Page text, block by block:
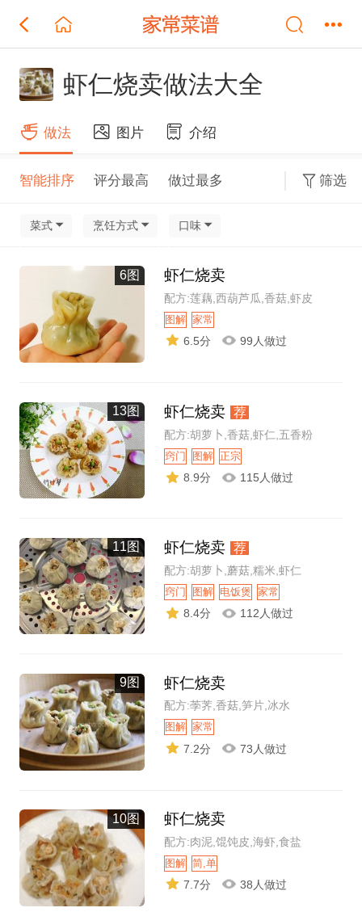
虾仁烧卖做法大全
做法 图片 介绍
智能排序 评分最高 做过最多 筛选
菜式 烹饪方式 口味
6图 虾仁烧卖
配方:莲藕,西葫芦瓜,香菇,虾皮
图解 家常
6.5分 99人做过
13图 虾仁烧卖 荐
配方:胡萝卜,香菇,虾仁,五香粉
窍门 图解 正宗
8.9分 115人做过
11图 虾仁烧卖 荐
配方:胡萝卜,蘑菇,糯米,虾仁
窍门 图解 电饭煲 家常
8.4分 112人做过
9图 虾仁烧卖
配方:荸荠,香菇,笋片,冰水
图解 家常
7.2分 73人做过
10图 虾仁烧卖
配方:肉泥,馄饨皮,海虾,食盐
图解 简,单
7.7分 38人做过